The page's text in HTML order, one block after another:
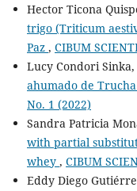
Hector Ticona
trigo (Triticum
Paz , CIBUM
Lucy Condori Sinka,
ahumado de
No. 1 (2022)
Sandra Patricia
with partial
whey , CIBUM
Eddy Diego